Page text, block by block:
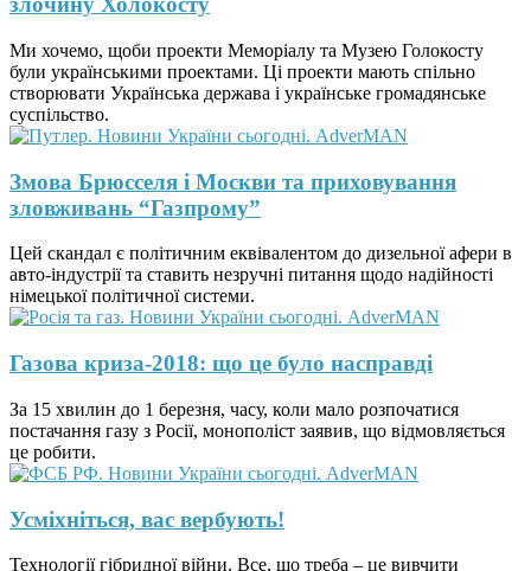
Ми хочемо, щоби проекти Меморіалу та Музею Голокосту
були українськими проектами. Ці проекти мають спільно
створювати Українська держава і українське громадянське
суспільство.
Змова Брюсселя і Москви та приховування
зловживань “Газпрому”
Цей скандал є політичним еквівалентом до дизельної афери в
авто-індустрії та ставить незручні питання щодо надійності
німецької політичної системи.
Газова криза-2018: що це було насправді
За 15 хвилин до 1 березня, часу, коли мало розпочатися
постачання газу з Росії, монополіст заявив, що відмовляється
це робити.
Усміхніться, вас вербують!
Технології гібридної війни. Все, що треба – це вивчити